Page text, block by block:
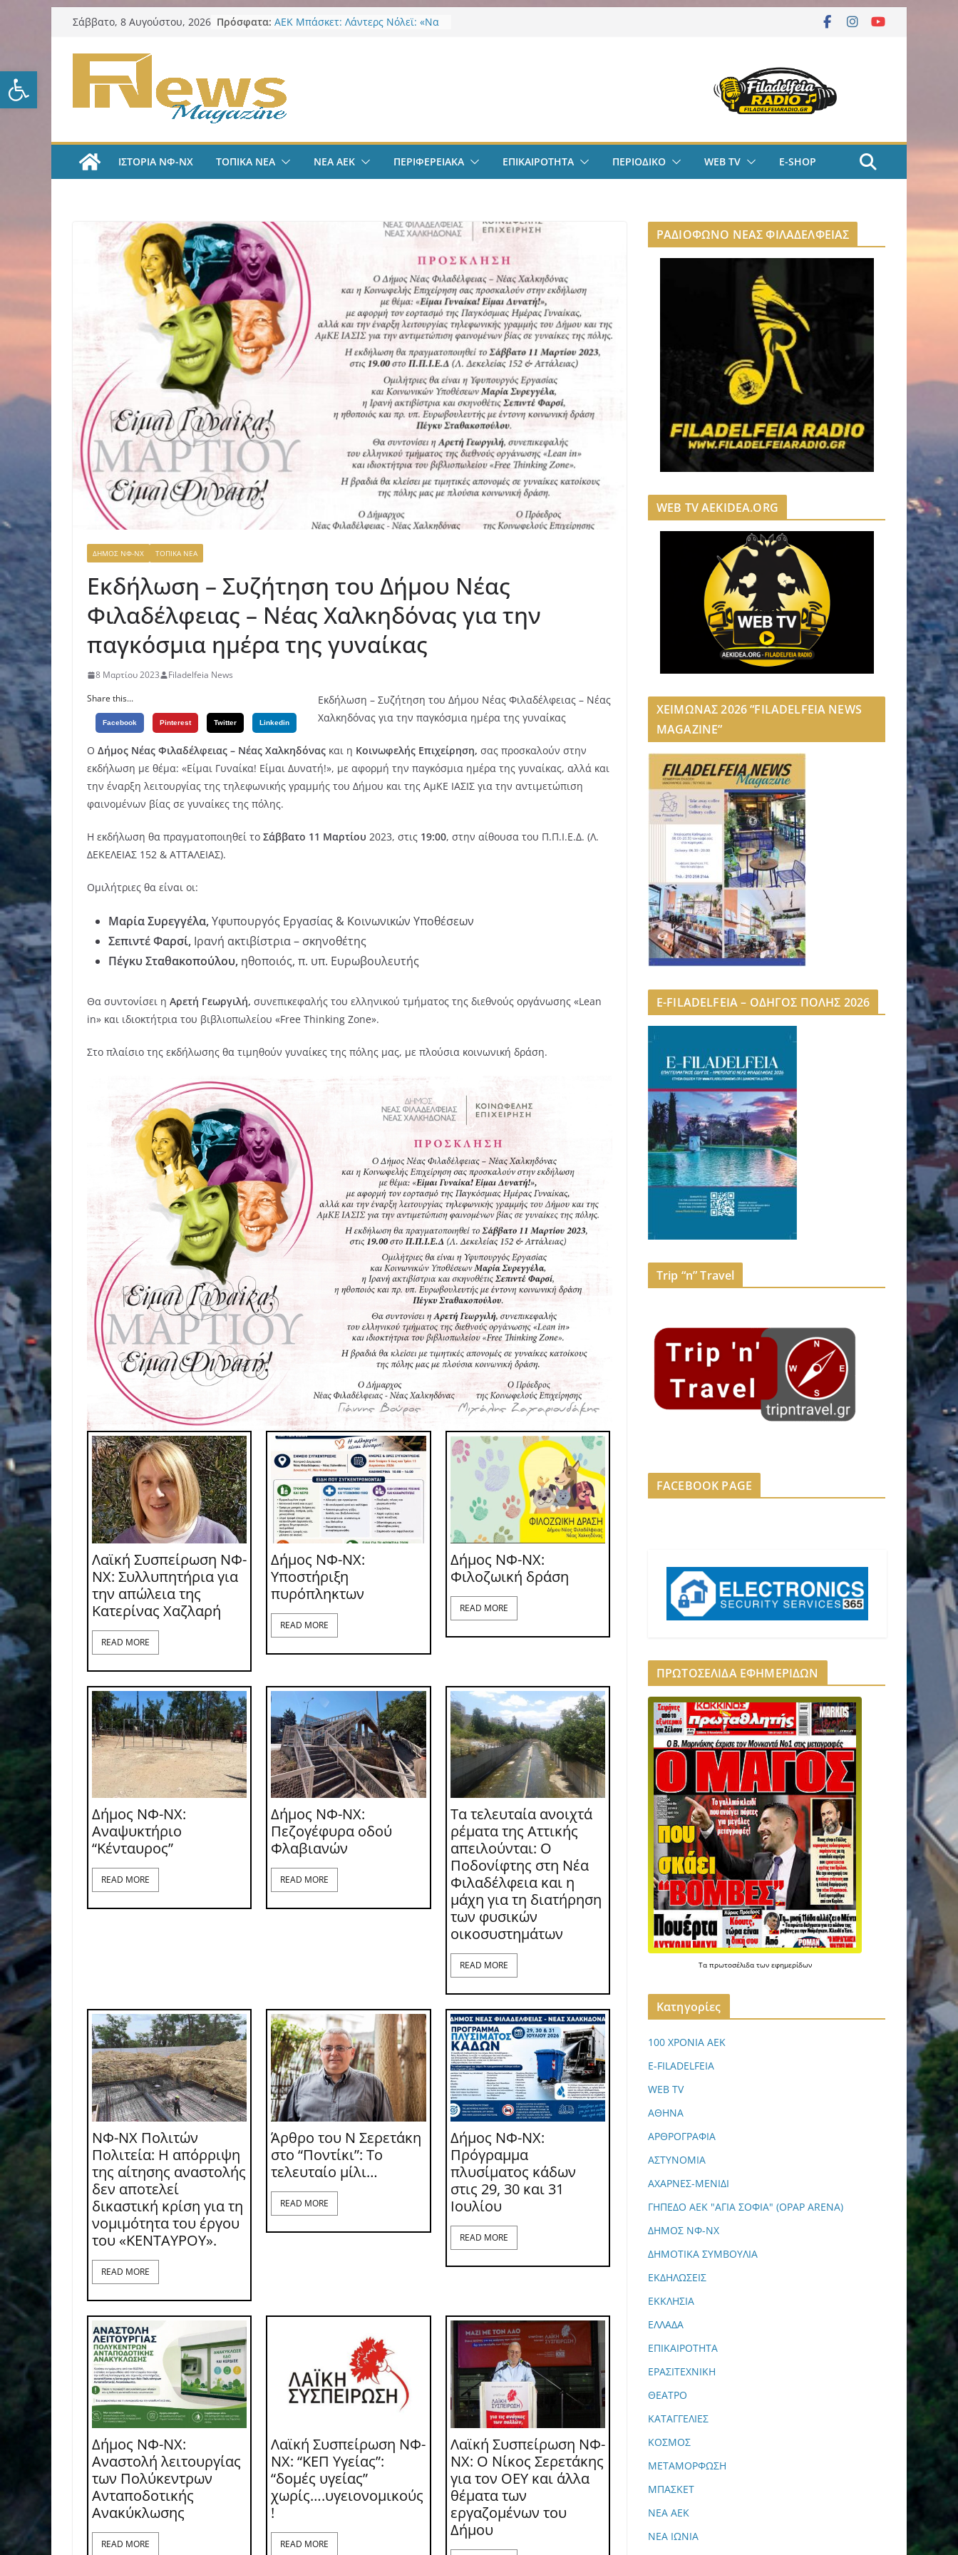
Ανοίξτε τη γραμμή εργαλείων
Μετάβαση
περιεχόμενο
Σάββατο, 8 Αυγούστου, 2026 Πρόσφατα: ΑΕΚ Μπάσκετ: Λάντερς Νόλεϊ: «Να
μέσα από το filadelfeiaradio & web
tv
ΑΕΚ Ποδόσφαιρο: Λόβρο Μάγερ:
«Ήρθα στην ΑΕΚ για το Champions
Λαϊκή Συσπείρωση ΝΦ-ΝΧ:
Συλλυπητήρια για την απώλεια της
πυρόπληκτων
ΙΣΤΟΡΙΑ ΝΦ-ΝΧ ΤΟΠΙΚΑ ΝΕΑ ΝΕΑ ΑΕΚ ΠΕΡΙΦΕΡΕΙΑΚΑ ΕΠΙΚΑΙΡΟΤΗΤΑ ΠΕΡΙΟΔΙΚΟ WEB TV E-SHOP
ΔΗΜΟΣ ΝΦ-ΝΧ ΤΟΠΙΚΑ ΝΕΑ
Εκδήλωση – Συζήτηση του Δήμου Νέας
Φιλαδέλφειας – Νέας Χαλκηδόνας για την
παγκόσμια ημέρα της γυναίκας
8 Μαρτίου 2023
Filadelfeia News
Share this...
Facebook Pinterest Twitter Linkedin
Εκδήλωση – Συζήτηση του Δήμου Νέας Φιλαδέλφειας – Νέας
Χαλκηδόνας για την παγκόσμια ημέρα της γυναίκας
Ο Δήμος Νέας Φιλαδέλφειας – Νέας Χαλκηδόνας και η Κοινωφελής Επιχείρηση, σας προσκαλούν στην
εκδήλωση με θέμα: «Είμαι Γυναίκα! Είμαι Δυνατή!», με αφορμή την παγκόσμια ημέρα της γυναίκας, αλλά και
την έναρξη λειτουργίας της τηλεφωνικής γραμμής του Δήμου και της ΑμΚΕ ΙΑΣΙΣ για την αντιμετώπιση
φαινομένων βίας σε γυναίκες της πόλης.
Η εκδήλωση θα πραγματοποιηθεί το Σάββατο 11 Μαρτίου 2023, στις 19:00, στην αίθουσα του Π.Π.Ι.Ε.Δ. (Λ.
ΔΕΚΕΛΕΙΑΣ 152 & ΑΤΤΑΛΕΙΑΣ).
Ομιλήτριες θα είναι οι:
Μαρία Συρεγγέλα,Υφυπουργός Εργασίας & Κοινωνικών Υποθέσεων
Σεπιντέ Φαρσί, Ιρανή ακτιβίστρια – σκηνοθέτης
Πέγκυ Σταθακοπούλου, ηθοποιός, π. υπ. Ευρωβουλευτής
Θα συντονίσει η Αρετή Γεωργιλή, συνεπικεφαλής του ελληνικού τμήματος της διεθνούς οργάνωσης «Lean
in» και ιδιοκτήτρια του βιβλιοπωλείου «Free Thinking Zone».
Στο πλαίσιο της εκδήλωσης θα τιμηθούν γυναίκες της πόλης μας, με πλούσια κοινωνική δράση.
Λαϊκή Συσπείρωση ΝΦ-
ΝΧ: Συλλυπητήρια για
την απώλεια της
Κατερίνας Χαζλαρή
READ MORE
Δήμος ΝΦ-ΝΧ:
Υποστήριξη
πυρόπληκτων
READ MORE
Δήμος ΝΦ-ΝΧ:
Φιλοζωική δράση
READ MORE
Δήμος ΝΦ-ΝΧ:
Αναψυκτήριο
“Κένταυρος”
READ MORE
Δήμος ΝΦ-ΝΧ:
Πεζογέφυρα οδού
Φλαβιανών
READ MORE
Τα τελευταία ανοιχτά
ρέματα της Αττικής
απειλούνται: Ο
Ποδονίφτης στη Νέα
Φιλαδέλφεια και η
μάχη για τη διατήρηση
των φυσικών
οικοσυστημάτων
READ MORE
ΝΦ-ΝΧ Πολιτών
Πολιτεία: Η απόρριψη
της αίτησης αναστολής
δεν αποτελεί
δικαστική κρίση για τη
νομιμότητα του έργου
του «ΚΕΝΤΑΥΡΟΥ».
READ MORE
Άρθρο του Ν Σερετάκη
στο “Ποντίκι”: Το
τελευταίο μίλι…
READ MORE
Δήμος ΝΦ-ΝΧ:
Πρόγραμμα
πλυσίματος κάδων
στις 29, 30 και 31
Ιουλίου
READ MORE
Δήμος ΝΦ-ΝΧ:
Αναστολή λειτουργίας
των Πολύκεντρων
Ανταποδοτικής
Ανακύκλωσης
READ MORE
Λαϊκή Συσπείρωση ΝΦ-
ΝΧ: “ΚΕΠ Υγείας”:
“δομές υγείας”
χωρίς….υγειονομικούς
!
READ MORE
Λαϊκή Συσπείρωση ΝΦ-
ΝΧ: O Νίκος Σερετάκης
για τον ΟΕΥ και άλλα
θέματα των
εργαζομένων του
Δήμου
ΡΑΔΙΟΦΩΝΟ ΝΕΑΣ ΦΙΛΑΔΕΛΦΕΙΑΣ
WEB TV AEKIDEA.ORG
ΧΕΙΜΩΝΑΣ 2026 “FILADELFEIA NEWS
MAGAZINE”
E-FILADELFEIA – ΟΔΗΓΟΣ ΠΟΛΗΣ 2026
Trip “n” Travel
FACEBOOK PAGE
ΠΡΩΤΟΣΕΛΙΔΑ ΕΦΗΜΕΡΙΔΩΝ
Τα πρωτοσέλιδα των εφημερίδων
Kατηγορίες
100 ΧΡΟΝΙΑ ΑΕΚ
E-FILADELFEIA
WEB TV
ΑΘΗΝΑ
ΑΡΘΡΟΓΡΑΦΙΑ
ΑΣΤΥΝΟΜΙΑ
ΑΧΑΡΝΕΣ-ΜΕΝΙΔΙ
ΓΗΠΕΔΟ ΑΕΚ "ΑΓΙΑ ΣΟΦΙΑ" (OPAP ARENA)
ΔΗΜΟΣ ΝΦ-ΝΧ
ΔΗΜΟΤΙΚΑ ΣΥΜΒΟΥΛΙΑ
ΕΚΔΗΛΩΣΕΙΣ
ΕΚΚΛΗΣΙΑ
ΕΛΛΑΔΑ
ΕΠΙΚΑΙΡΟΤΗΤΑ
ΕΡΑΣΙΤΕΧΝΙΚΗ
ΘΕΑΤΡΟ
ΚΑΤΑΓΓΕΛΙΕΣ
ΚΟΣΜΟΣ
ΜΕΤΑΜΟΡΦΩΣΗ
ΜΠΑΣΚΕΤ
ΝΕΑ ΑΕΚ
ΝΕΑ ΙΩΝΙΑ